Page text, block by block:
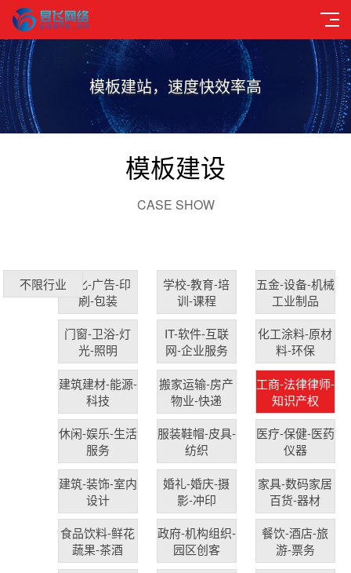
模板建站，速度快效率高
模板建设
CASE SHOW
不限行业文化-广告-印
刷-包装
学校-教育-培
训-课程
五金-设备-机械
工业制品
门窗-卫浴-灯
光-照明
IT-软件-互联
网-企业服务
化工涂料-原材
料-环保
建筑建材-能源-
科技
搬家运输-房产
物业-快递
工商-法律律师-
知识产权
休闲-娱乐-生活
服务
服装鞋帽-皮具-
纺织
医疗-保健-医药
仪器
建筑-装饰-室内
设计
婚礼-婚庆-摄
影-冲印
家具-数码家居
百货-器材
食品饮料-鲜花
蔬果-茶酒
政府-机构组织-
园区创客
餐饮-酒店-旅
游-票务